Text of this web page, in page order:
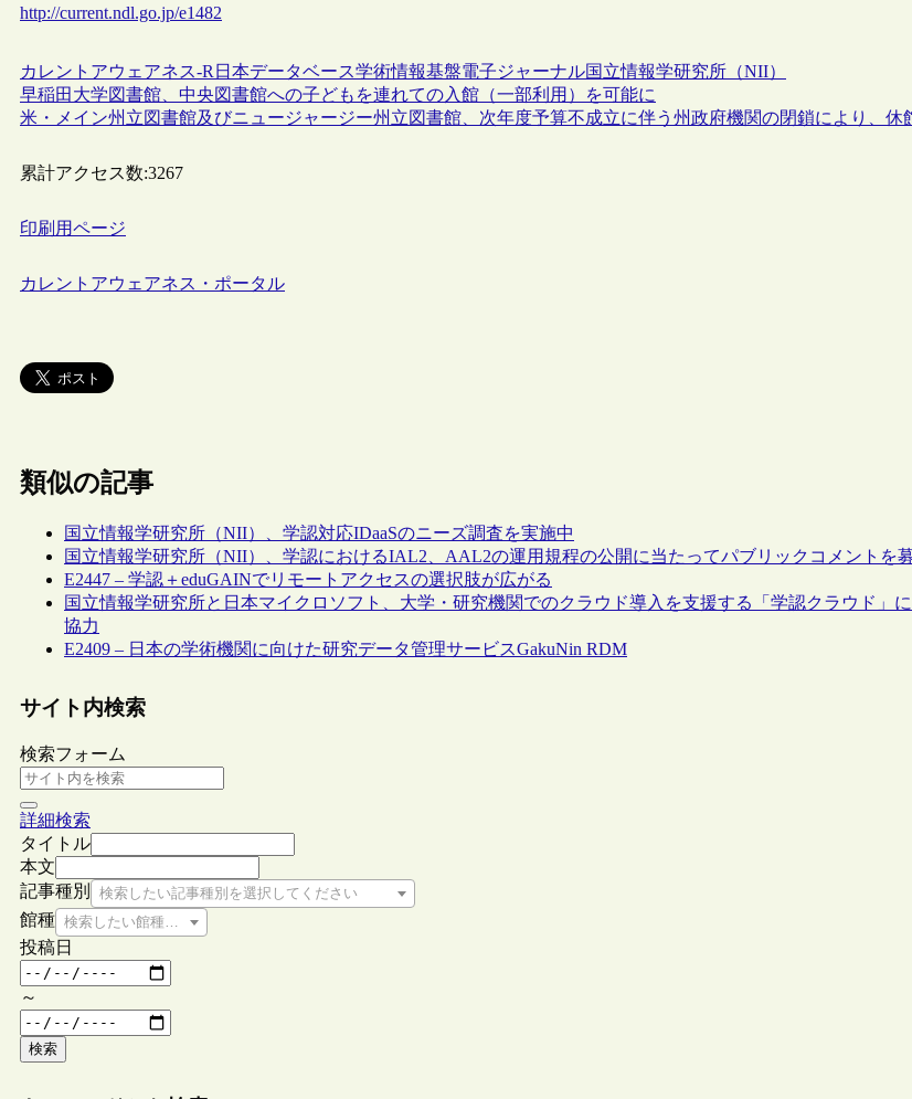
http://current.ndl.go.jp/e1482
カレントアウェアネス-R 日本データベース学術情報基盤電子ジャーナル国立情報学研究所（NII）
早稲田大学図書館、中央図書館への子どもを連れての入館（一部利用）を可能に
米・メイン州立図書館及びニュージャージー州立図書館、次年度予算不成立に伴う州政府機関の閉鎖により、休
累計アクセス数:3267
印刷用ページ
カレントアウェアネス・ポータル
類似の記事
国立情報学研究所（NII）、学認対応IDaaSのニーズ調査を実施中
国立情報学研究所（NII）、学認におけるIAL2、AAL2の運用規程の公開に当たってパブリックコメントを
E2447 – 学認＋eduGAINでリモートアクセスの選択肢が広がる
国立情報学研究所と日本マイクロソフト、大学・研究機関でのクラウド導入を支援する「学認クラウド」
協力
E2409 – 日本の学術機関に向けた研究データ管理サービスGakuNin RDM
サイト内検索
検索フォーム
詳細検索
タイトル
本文
記事種別
検索したい記事種別を選択してください
館種 検索したい館種を選択してください
投稿日
～
検索